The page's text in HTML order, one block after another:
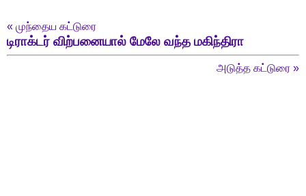
« முந்தைய கட்டுரை
டிராக்டர் விற்பனையால் மேலே வந்த மகிந்திரா
அடுத்த கட்டுரை »